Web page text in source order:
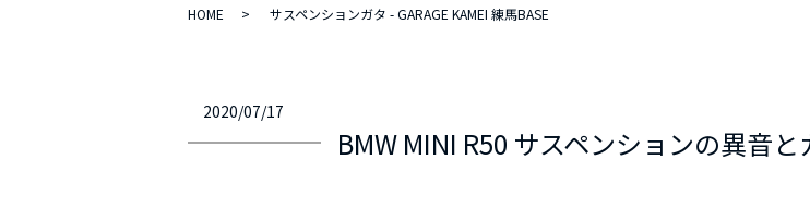
HOME サスペンションガタ - GARAGE KAMEI 練馬BASE
2020/07/17
BMW MINI R50 サスペンションの異音と